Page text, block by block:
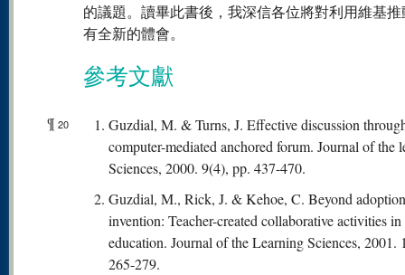
的議題。讀畢此書後，我深信各位將對利用維基
有全新的體會。
參考文獻
¶ 20
Guzdial, M. & Turns, J. Effective discussion
computer-mediated anchored forum. Journal of the
Sciences, 2000. 9(4), pp. 437-470.
Guzdial, M., Rick, J. & Kehoe, C. Beyond
invention: Teacher-created collaborative activities
education. Journal of the Learning Sciences, 2001.
265-279.